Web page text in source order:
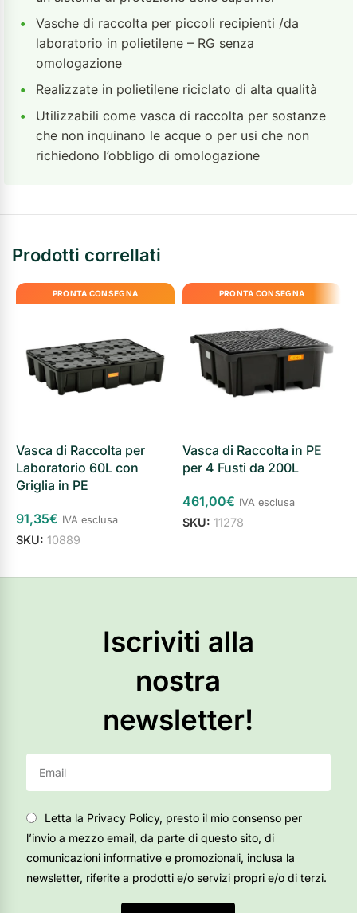
•
Vasche di raccolta per piccoli recipienti /da
laboratorio in polietilene – RG senza
omologazione
•
Realizzate in polietilene riciclato di alta qualità
•
Utilizzabili come vasca di raccolta per sostanze
che non inquinano le acque o per usi che non
richiedono l’obbligo di omologazione
Prodotti correllati
PRONTA CONSEGNA
Vasca di Raccolta per
Laboratorio 60L con
Griglia in PE
91,35€ IVA esclusa
SKU: 10889
PRONTA CONSEGNA
Vasca di Raccolta in PE
per 4 Fusti da 200L
461,00€ IVA esclusa
SKU: 11278
Iscriviti alla
nostra
newsletter!
Letta la Privacy Policy, presto il mio consenso per
l’invio a mezzo email, da parte di questo sito, di
comunicazioni informative e promozionali, inclusa la
newsletter, riferite a prodotti e/o servizi propri e/o di terzi.